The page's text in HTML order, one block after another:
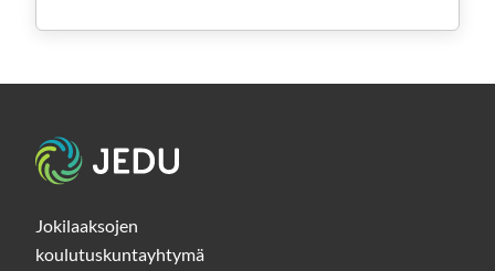
Etusivu
Jokilaaksojen
koulutuskuntayhtymä